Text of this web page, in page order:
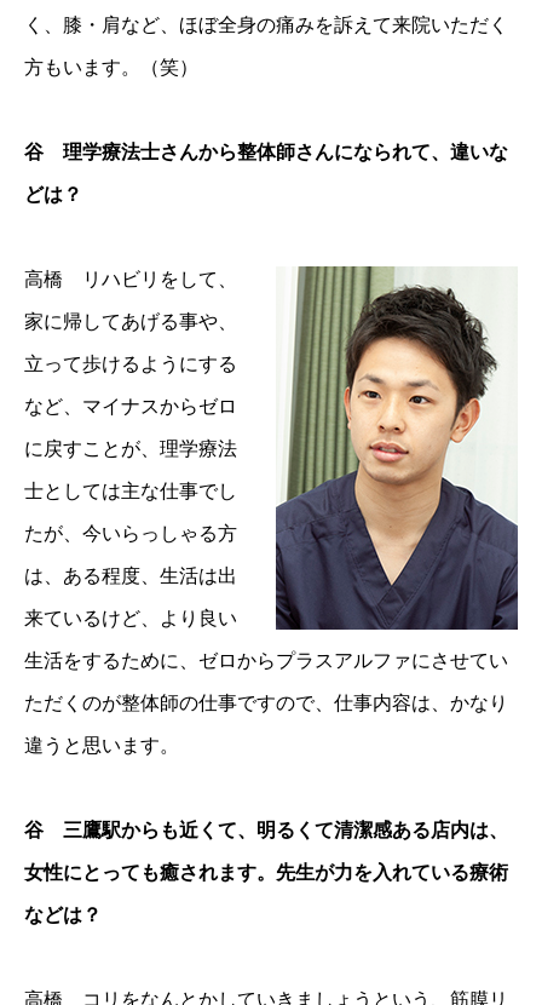
く、膝・肩など、ほぼ全身の痛みを訴えて来院いただく
方もいます。（笑）
谷 理学療法士さんから整体師さんになられて、違いな
どは？
高橋 リハビリをして、
家に帰してあげる事や、
立って歩けるようにする
など、マイナスからゼロ
に戻すことが、理学療法
士としては主な仕事でし
たが、今いらっしゃる方
は、ある程度、生活は出
来ているけど、より良い
生活をするために、ゼロからプラスアルファにさせてい
ただくのが整体師の仕事ですので、仕事内容は、かなり
違うと思います。
谷 三鷹駅からも近くて、明るくて清潔感ある店内は、
女性にとっても癒されます。先生が力を入れている療術
などは？
高橋 コリをなんとかしていきましょうという、筋膜リ